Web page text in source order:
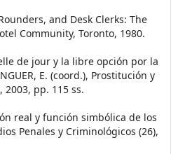
and Desk Clerks: The
Community, Toronto, 1980.
de jour y la libre opción por la
E. (coord.), Prostitución y
2003, pp. 115 ss.
real y función simbólica de los
Penales y Criminológicos (26),